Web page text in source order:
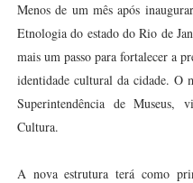
Menos de um mês após
Etnologia do estado do Rio de
mais um passo para fortalecer a
identidade cultural da cidade. O
Superintendência de Museus,
Cultura.
A nova estrutura terá como